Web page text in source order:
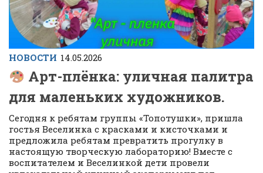
НОВОСТИ 14.05.2026
Арт-плёнка: уличная палитра
для маленьких художников.
Сегодня к ребятам группы «Топотушки», пришла
гостья Веселинка с красками и кисточками и
предложила ребятам превратить прогулку в
настоящую творческую лабораторию! Вместе с
воспитателем и Веселинкой дети провели